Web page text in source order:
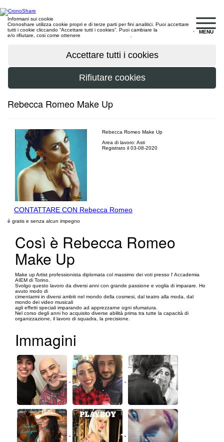
MENU
Informani sui cookie
Cronoshare utilizza cookie propri e di terze parti per fini analitici. Puoi accettare
tutti i cookie cliccando “Accettare tutti i cookies”. Puoi cambiare la
e/o rifiutare, cosi come ottenere
Rebecca Romeo Make Up
Rebecca Romeo Make Up
Area di lavoro: Asti
Registrato il 03-08-2020
CONTATTARE CON Rebecca Romeo
è gratis e senza alcun impegno
Così è Rebecca Romeo
Make Up
Make up Artist professionista diplomata col massimo dei voti presso l' Accademia
AIEM di Torino.
Svolgo questo lavoro da diversi anni con grande passione e voglia di imparare. Ho
avuto modo di
cimentarmi in diversi ambiti nel mondo della cosmesi, dal teatro alla moda, dal
mondo dei video musicali
agli effetti speciali imparando ad apprezzarne ogni sfumatura.
Nel corso degli anni ho acquisito diverse abilità prima tra tutte la capacità di
organizzazione, il lavoro di squadra, la precisione.
Immagini